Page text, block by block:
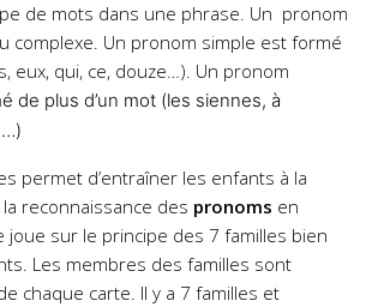
de mots dans une phrase. Un pronom
complexe. Un pronom simple est formé
eux, qui, ce, douze…). Un pronom
de plus d’un mot (les siennes, à
permet d’entraîner les enfants à la
reconnaissance des pronoms en
joue sur le principe des 7 familles bien
Les membres des familles sont
chaque carte. Il y a 7 familles et